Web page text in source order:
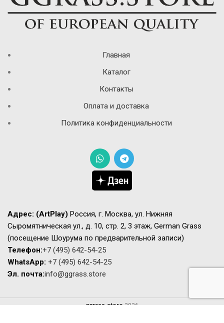
Главная
Каталог
Контакты
Оплата и доставка
Политика конфиденциальности
Адрес: (ArtPlay) Россия, г. Москва, ул. Нижняя
Сыромятническая ул., д. 10, стр. 2, 3 этаж, German Grass
(посещение Шоурума по предварительной записи)
Телефон:+7 (495) 642-54-25
WhatsApp: +7 (495) 642-54-25
Эл. почта:info@ggrass.store
ggrass.store 2026